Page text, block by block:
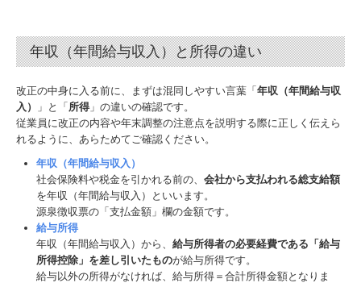
年収（年間給与収入）と所得の違い
改正の中身に入る前に、まずは混同しやすい言葉「年収（年間給与収
入）
」と「所得」の違いの確認です。
従業員に改正の内容や年末調整の注意点を説明する際に正しく伝えら
れるように、あらためてご確認ください。
年収（年間給与収入）
社会保険料や税金を引かれる前の、 会社から支払われる総支給額
を年収（年間給与収入）といいます。
源泉徴収票の「支払金額」欄の金額です。
給与所得
年収（年間給与収入）から、 給与所得者の必要経費である「給与
所得控除」を差し引いたものが給与所得です。
給与以外の所得がなければ、給与所得＝合計所得金額となりま